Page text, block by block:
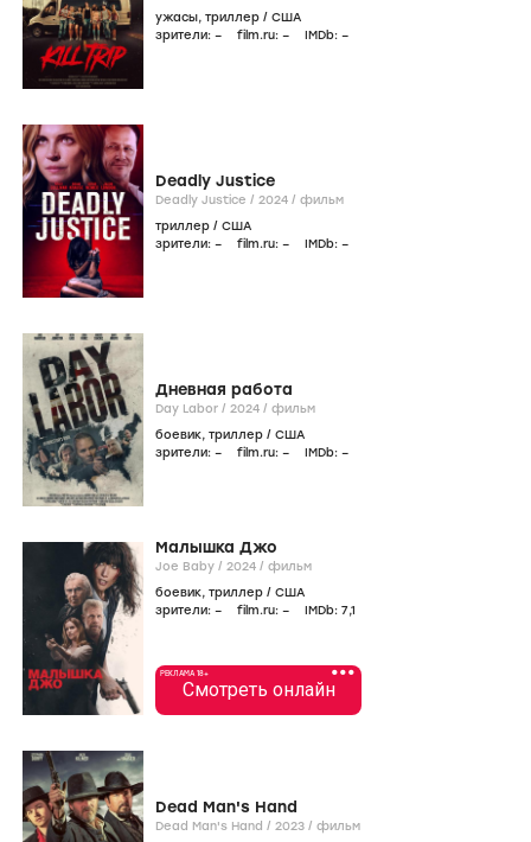
ужасы, триллер / США
зрители: – film.ru: – IMDb: –
Deadly Justice
Deadly Justice / 2024 / фильм
триллер / США
зрители: – film.ru: – IMDb: –
Дневная работа
Day Labor / 2024 / фильм
боевик, триллер / США
зрители: – film.ru: – IMDb: –
Малышка Джо
Joe Baby / 2024 / фильм
боевик, триллер / США
зрители: – film.ru: – IMDb: 7,1
•••
РЕКЛАМА 18+
Смотреть онлайн
Dead Man's Hand
Dead Man's Hand / 2023 / фильм